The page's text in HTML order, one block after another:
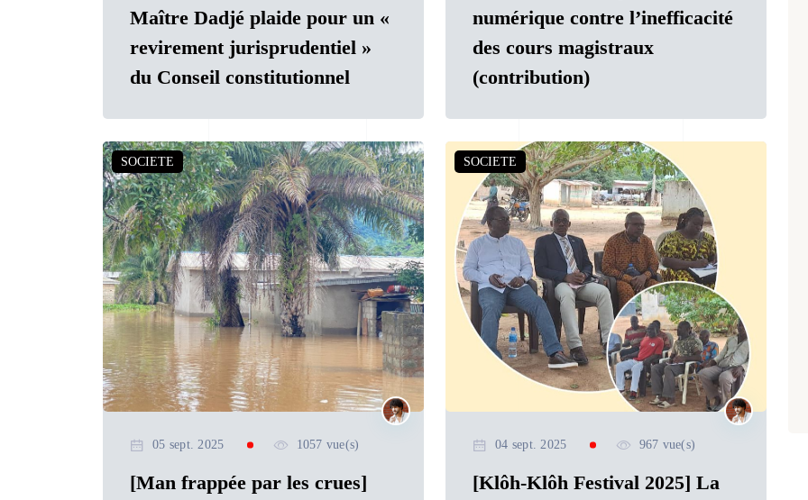
Maître Dadjé plaide pour un «
revirement jurisprudentiel »
du Conseil constitutionnel
numérique contre l’inefficacité
des cours magistraux
(contribution)
SOCIETE
05 sept. 2025 1057 vue(s)
[Man frappée par les crues]
SOCIETE
04 sept. 2025 967 vue(s)
[Klôh-Klôh Festival 2025] La